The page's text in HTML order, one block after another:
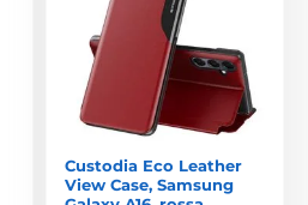
Custodia Eco Leather
View Case, Samsung